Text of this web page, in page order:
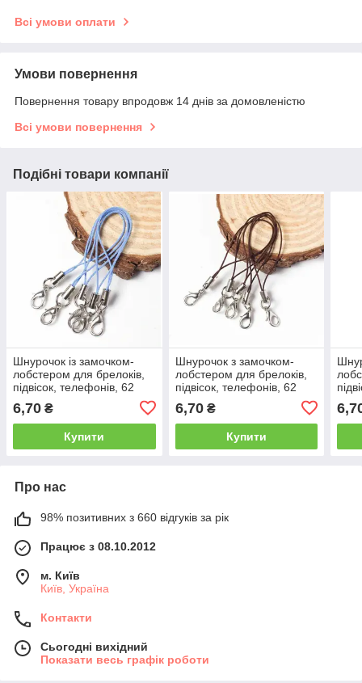
Всі умови оплати
Умови повернення
Повернення товару впродовж 14 днів за домовленістю
Всі умови повернення
Подібні товари компанії
Шнурочок із замочком-
лобстером для брелоків,
підвісок, телефонів, 62
6,70 ₴
Купити
Шнурочок з замочком-
лобстером для брелоків,
підвісок, телефонів, 62
6,70₴
Купити
Про нас
98% позитивних з 660 відгуків за рік
Працює з 08.10.2012
м. Київ
Київ, Україна
Контакти
Сьогодні вихідний
Показати весь графік роботи